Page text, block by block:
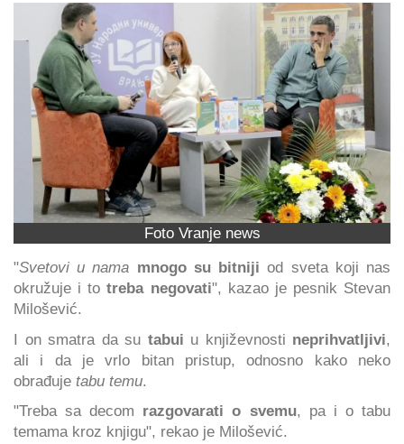
Foto Vranje news
"Svetovi u nama mnogo su bitniji od sveta koji nas
okružuje i totreba negovati", kazao je pesnik Stevan
Milošević.
I on smatra da su tabui u književnosti neprihvatljivi,
ali i da je vrlo bitan pristup, odnosno kako neko
obrađuje tabu temu.
"Treba sa decom razgovarati o svemu, pa i o tabu
temama kroz knjigu", rekao je Milošević.